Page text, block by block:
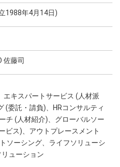
1988年4月14日)
佐藤司
エキスパートサービス (人材派
(委託・請負)、HRコンサルティ
チ (人材紹介)、グローバルソー
ビス)、アウトプレースメント
ソーシング、ライフソリューシ
ューション